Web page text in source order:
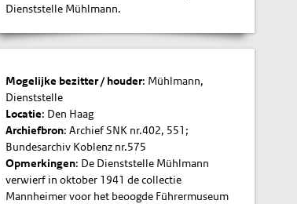
Dienststelle Mühlmann.
Mogelijke bezitter / houder: Mühlmann,
Dienststelle
Locatie: Den Haag
Archiefbron: Archief SNK nr.402, 551;
Bundesarchiv Koblenz nr.575
Opmerkingen: De Dienststelle Mühlmann
verwierf in oktober 1941 de collectie
Mannheimer voor het beoogde Führermuseum